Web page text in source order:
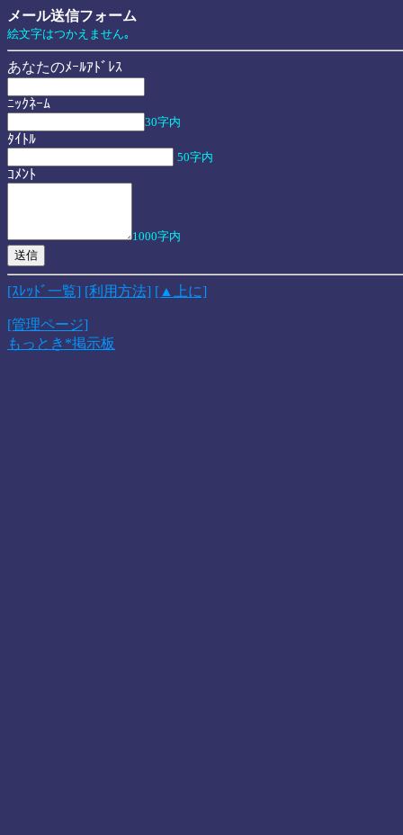
メール送信フォーム
絵文字はつかえません｡
あなたのﾒｰﾙｱﾄﾞﾚｽ
ﾆｯｸﾈｰﾑ
30字内
ﾀｲﾄﾙ
50字内
ｺﾒﾝﾄ
1000字内
[ｽﾚｯﾄﾞ一覧] [利用方法] [▲上に]
[管理ページ]
もっとき*掲示板